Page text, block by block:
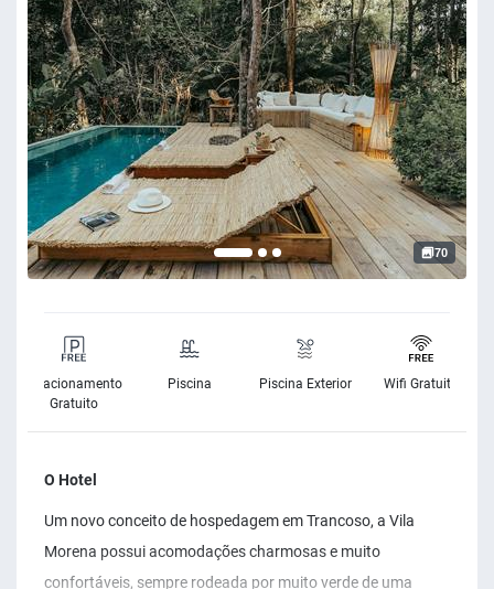
70
Estacionamento
Gratuito
Piscina Piscina Exterior Wifi Gratuito
O Hotel
Um novo conceito de hospedagem em Trancoso, a Vila
Morena possui acomodações charmosas e muito
confortáveis, sempre rodeada por muito verde de uma